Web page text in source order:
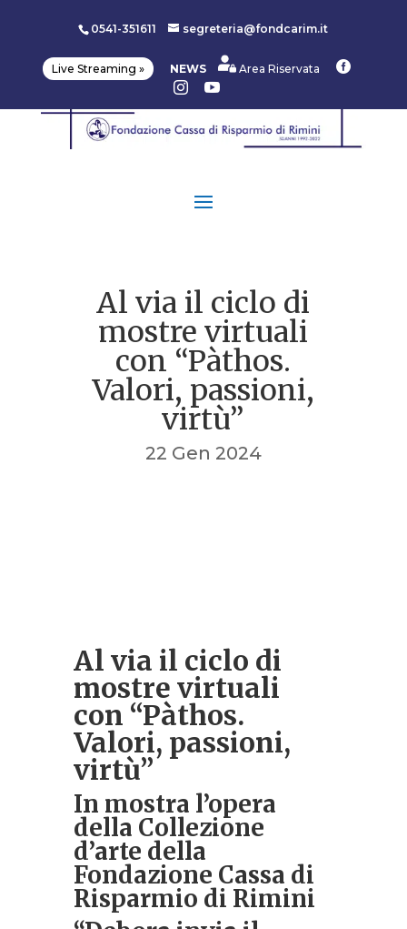
0541-351611 segreteria@fondcarim.it
Live Streaming » NEWS Area Riservata



Al via il ciclo di
mostre virtuali
con “Pàthos.
Valori, passioni,
virtù”
22 Gen 2024
Al via il ciclo di
mostre virtuali
con “Pàthos.
Valori, passioni,
virtù”
In mostra l’opera
della Collezione
d’arte della
Fondazione Cassa di
Risparmio di Rimini